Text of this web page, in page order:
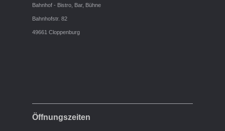
Bahnhof - Bistro, Bar, Bühne
Bahnhofstr. 82
49661 Cloppenburg
Öffnungszeiten